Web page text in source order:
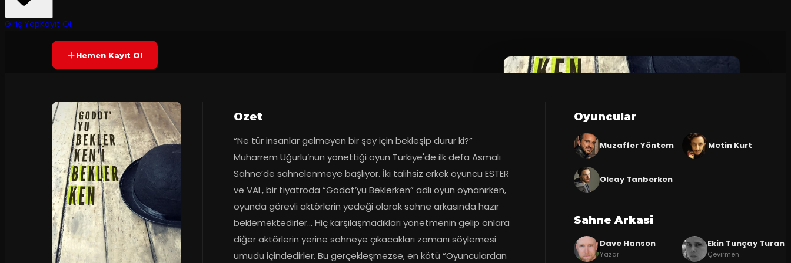
Giriş YapKayıt OlYAKINDA
Hemen Kayıt Ol
Ozet
“Ne tür insanlar gelmeyen bir şey için bekleşip durur ki?”
Muharrem Uğurlu’nun yönettiği oyun Türkiye'de ilk defa Asmalı
Sahne’de sahnelenmeye başlıyor. İki talihsiz erkek oyuncu ESTER
ve VAL, bir tiyatroda “Godot’yu Beklerken” adlı oyun oynanırken,
oyunda görevli aktörlerin yedeği olarak sahne arkasında hazır
beklemektedirler… Hiç karşılaşmadıkları yönetmenin gelip onlara
diğer aktörlerin yerine sahneye çıkacakları zamanı söylemesi
umudu içindedirler. Bu gerçekleşmezse, en kötü “Oyunculardan
Oyuncular
Muzaffer Yöntem Metin Kurt
Olcay Tanberken
Sahne Arkasi
Dave Hanson
Yazar
Ekin Tunçay Turan
Çevirmen